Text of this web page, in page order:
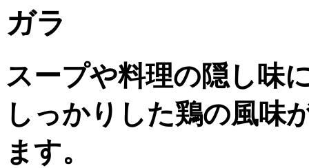
ガラ
スープや料理の隠し味
しっかりした鶏の風味
ます。